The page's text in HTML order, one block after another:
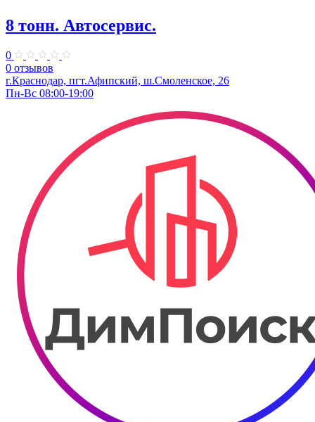
8 тонн. Автосервис.
0
0 отзывов
г.Краснодар, пгт.Афипский, ш.Смоленское, 26
Пн-Вс 08:00-19:00